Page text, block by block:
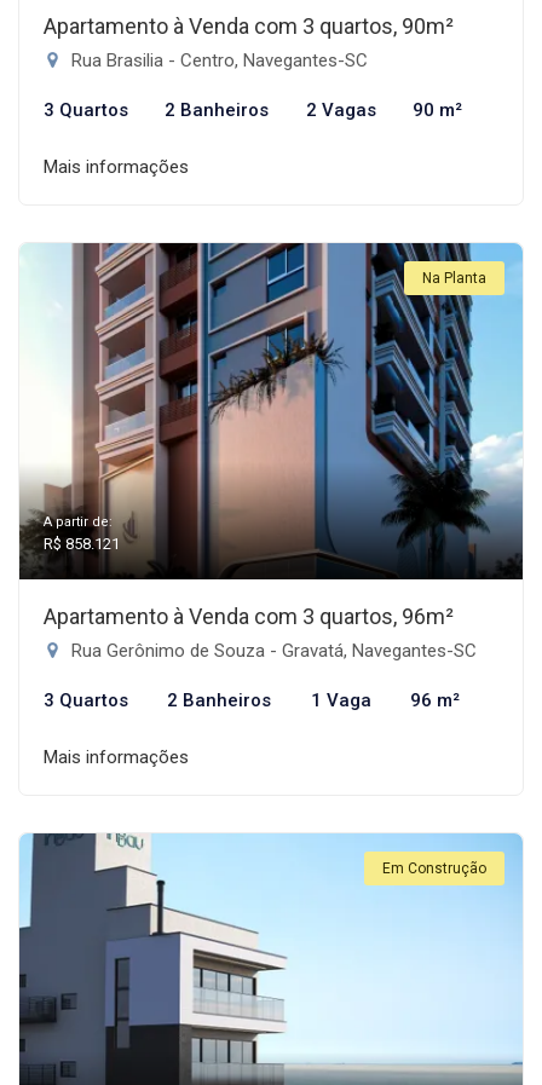
Apartamento à Venda com 3 quartos, 90m²
Rua Brasilia - Centro, Navegantes-SC
3 Quartos 2 Banheiros 2 Vagas 90 m²
Mais informações
Na Planta
A partir de:
R$ 858.121
Apartamento à Venda com 3 quartos, 96m²
Rua Gerônimo de Souza - Gravatá, Navegantes-SC
3 Quartos 2 Banheiros 1 Vaga 96 m²
Mais informações
Em Construção